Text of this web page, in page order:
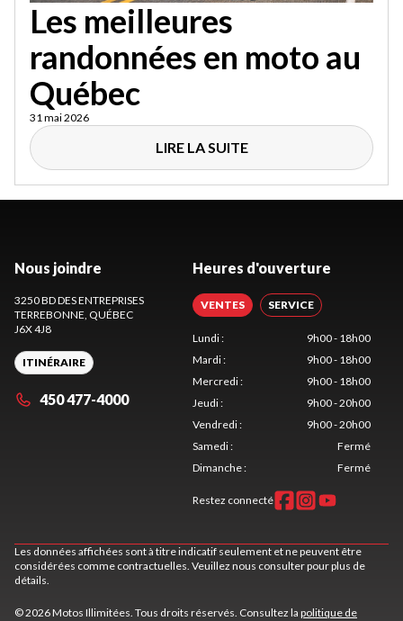
Les meilleures
randonnées en moto au
Québec
31 mai 2026
LIRE LA SUITE
Nous joindre
3250 BD DES ENTREPRISES
TERREBONNE, QUÉBEC
J6X 4J8
ITINÉRAIRE
450 477-4000
Heures d'ouverture
VENTES SERVICE
Lundi:
9h00 - 18h00
Mardi:
9h00 - 18h00
Mercredi:
9h00 - 18h00
Jeudi:
9h00 - 20h00
Vendredi:
9h00 - 20h00
Samedi:
Fermé
Dimanche: Fermé
Restez connecté
Les données affichées sont à titre indicatif seulement et ne peuvent être
considérées comme contractuelles. Veuillez nous consulter pour plus de
détails.
© 2026 Motos Illimitées. Tous droits réservés. Consultez la politique de